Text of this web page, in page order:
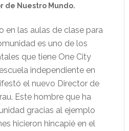
de Nuestro Mundo.
en las aulas de clase para
es uno de los
que tiene One City
independiente en
el nuevo Director de
Este hombre que ha
gracias al ejemplo
hicieron hincapié en el